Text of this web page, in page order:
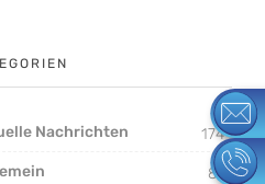
Nachrichten
174
8